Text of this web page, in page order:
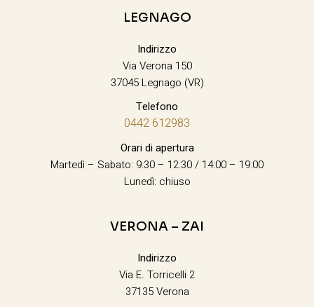
LEGNAGO
Indirizzo
Via Verona 150
37045 Legnago (VR)
Telefono
0442 612983
Orari di apertura
Martedì – Sabato: 9:30 – 12:30 / 14:00 – 19:00
Lunedì: chiuso
VERONA – ZAI
Indirizzo
Via E. Torricelli 2
37135 Verona